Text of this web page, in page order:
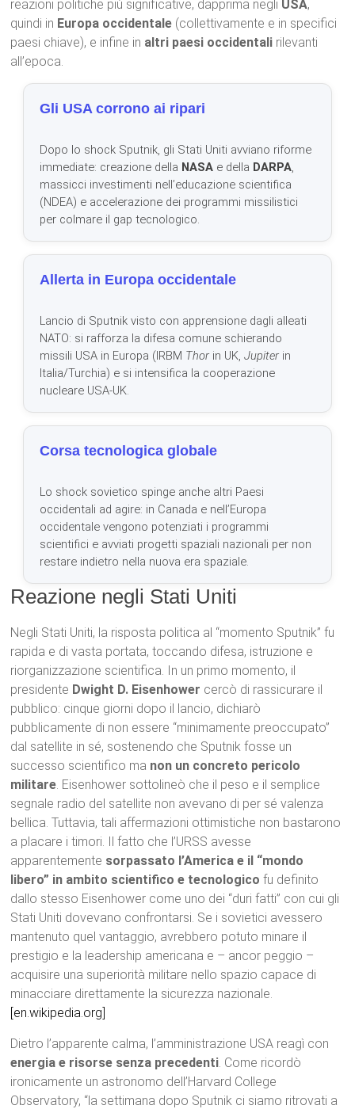
reazioni politiche più significative, dapprima negli USA,
quindi in Europa occidentale (collettivamente e in specifici
paesi chiave), e infine in altri paesi occidentali rilevanti
all’epoca.
Gli USA corrono ai ripari
Dopo lo shock Sputnik, gli Stati Uniti avviano riforme
immediate: creazione della NASA e della DARPA,
massicci investimenti nell’educazione scientifica
(NDEA) e accelerazione dei programmi missilistici
per colmare il gap tecnologico.
Allerta in Europa occidentale
Lancio di Sputnik visto con apprensione dagli alleati
NATO: si rafforza la difesa comune schierando
missili USA in Europa (IRBM Thor in UK,Jupiter in
Italia/Turchia) e si intensifica la cooperazione
nucleare USA-UK.
Corsa tecnologica globale
Lo shock sovietico spinge anche altri Paesi
occidentali ad agire: in Canada e nell’Europa
occidentale vengono potenziati i programmi
scientifici e avviati progetti spaziali nazionali per non
restare indietro nella nuova era spaziale.
Reazione negli Stati Uniti
Negli Stati Uniti, la risposta politica al “momento Sputnik” fu
rapida e di vasta portata, toccando difesa, istruzione e
riorganizzazione scientifica. In un primo momento, il
presidente Dwight D. Eisenhower cercò di rassicurare il
pubblico: cinque giorni dopo il lancio, dichiarò
pubblicamente di non essere “minimamente preoccupato”
dal satellite in sé, sostenendo che Sputnik fosse un
successo scientifico ma non un concreto pericolo
militare. Eisenhower sottolineò che il peso e il semplice
segnale radio del satellite non avevano di per sé valenza
bellica. Tuttavia, tali affermazioni ottimistiche non bastarono
a placare i timori. Il fatto che l’URSS avesse
apparentemente sorpassato l’America e il “mondo
libero” in ambito scientifico e tecnologico fu definito
dallo stesso Eisenhower come uno dei “duri fatti” con cui gli
Stati Uniti dovevano confrontarsi. Se i sovietici avessero
mantenuto quel vantaggio, avrebbero potuto minare il
prestigio e la leadership americana e – ancor peggio –
acquisire una superiorità militare nello spazio capace di
minacciare direttamente la sicurezza nazionale.
[en.wikipedia.org]
Dietro l’apparente calma, l’amministrazione USA reagì con
energia e risorse senza precedenti. Come ricordò
ironicamente un astronomo dell’Harvard College
Observatory, “la settimana dopo Sputnik ci siamo ritrovati a